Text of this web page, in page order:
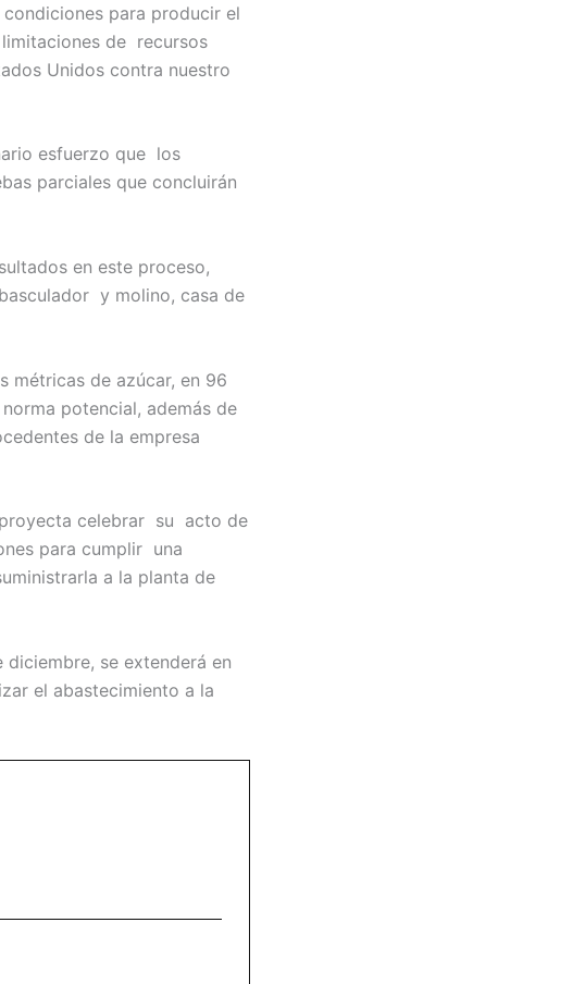
para producir el
de recursos
Unidos contra nuestro
esfuerzo que los
parciales que concluirán
en este proceso,
y molino, casa de
métricas de azúcar, en 96
potencial, además de
de la empresa
proyecta celebrar su acto de
para cumplir una
a la planta de
se extenderá en
el abastecimiento a la